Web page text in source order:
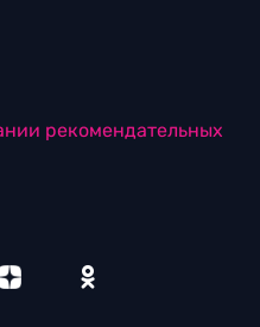
рекомендательных